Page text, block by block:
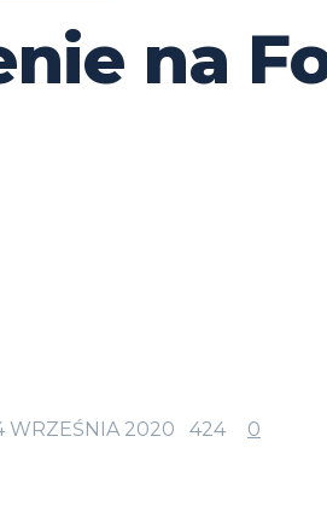
na
WRZEŚNIA 2020 424 0